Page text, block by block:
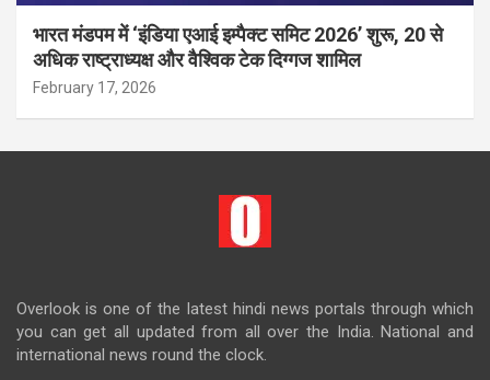
भारत मंडपम में ‘इंडिया एआई इम्पैक्ट समिट 2026’ शुरू, 20 से
अधिक राष्ट्राध्यक्ष और वैश्विक टेक दिग्गज शामिल
February 17, 2026
Overlook is one of the latest hindi news portals through which
you can get all updated from all over the India. National and
international news round the clock.